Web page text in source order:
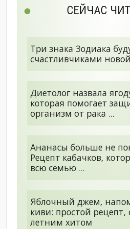
СЕЙЧАС
Три знака Зодиака
счастливчиками
Диетолог назвала
которая помогает
организм от рака ...
Ананасы больше не
Рецепт кабачков,
всю семью ...
Яблочный джем,
киви: простой
летним хитом